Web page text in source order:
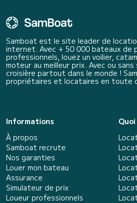
Samboat est le site leader de
internet. Avec + 50 000 bateaux de
professionnels, louez un voilier,
moteur au meilleur prix. Avec ou
croisière partout dans le monde !
propriétaires et locataires en toute
Informations
À propos
Samboat recrute
Nos garanties
Louer mon bateau
Assurance
Simulateur de prix
Loueur professionnels